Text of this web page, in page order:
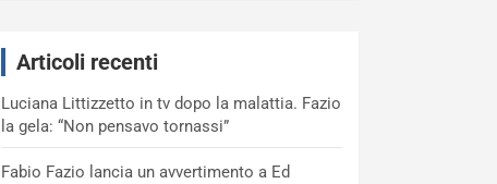
Articoli recenti
Luciana Littizzetto in tv dopo la malattia. Fazio
la gela: “Non pensavo tornassi”
Fabio Fazio lancia un avvertimento a Ed